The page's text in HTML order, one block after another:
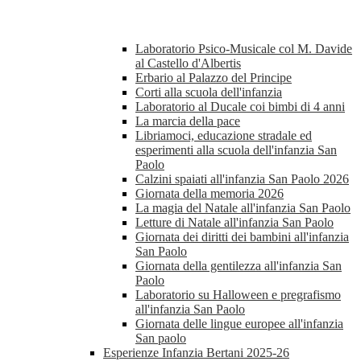
Laboratorio Psico-Musicale col M. Davide
al Castello d'Albertis
Erbario al Palazzo del Principe
Corti alla scuola dell'infanzia
Laboratorio al Ducale coi bimbi di 4 anni
La marcia della pace
Libriamoci, educazione stradale ed
esperimenti alla scuola dell'infanzia San
Paolo
Calzini spaiati all'infanzia San Paolo 2026
Giornata della memoria 2026
La magia del Natale all'infanzia San Paolo
Letture di Natale all'infanzia San Paolo
Giornata dei diritti dei bambini all'infanzia
San Paolo
Giornata della gentilezza all'infanzia San
Paolo
Laboratorio su Halloween e pregrafismo
all'infanzia San Paolo
Giornata delle lingue europee all'infanzia
San paolo
Esperienze Infanzia Bertani 2025-26